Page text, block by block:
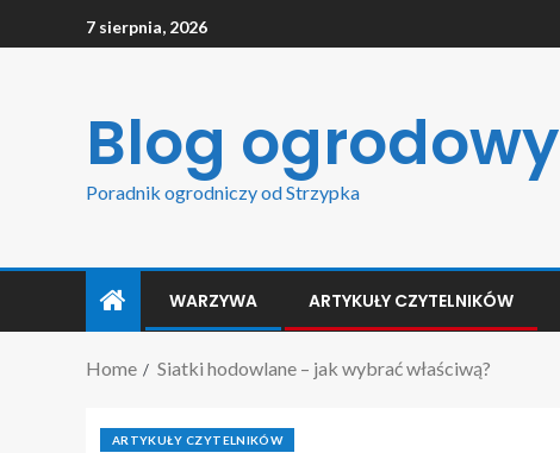
7 sierpnia, 2026
Blog ogrodowy
Poradnik ogrodniczy od Strzypka
WARZYWA ARTYKUŁY CZYTELNIKÓW
Home Siatki hodowlane – jak wybrać właściwą?
ARTYKUŁY CZYTELNIKÓW